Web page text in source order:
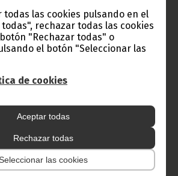
todas las cookies pulsando en el
rechazar todas las cookies
"Rechazar todas" o
el botón "Seleccionar las
de cookies
Aceptar todas
Rechazar todas
las cookies
de Guinea
para escuchar ahora
Vicepresidencia